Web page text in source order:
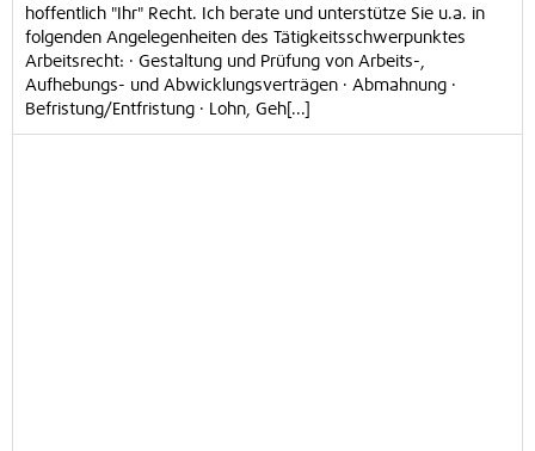
hoffentlich "Ihr" Recht. Ich berate und unterstütze Sie u.a. in
folgenden Angelegenheiten des Tätigkeitsschwerpunktes
Arbeitsrecht: · Gestaltung und Prüfung von Arbeits-,
Aufhebungs- und Abwicklungsverträgen · Abmahnung ·
Befristung/Entfristung · Lohn, Geh[...]